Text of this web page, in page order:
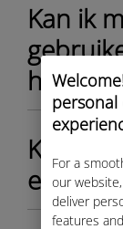
For a
our
deliver
features
Kan ik
heb
Kan ik
eSIM